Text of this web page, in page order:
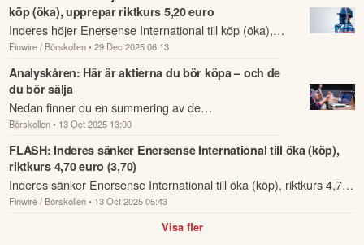
päivä parhaamme toimiaksemme turvallisesti ja huolehtiaksemme sekä
omasta että kollegoidemme turvallisuudesta. Turvallisuus on meille
tärkeämpää kuin koskaan.
Jatkuva panostus arvonluontiin
Loppuvuoden painopisteemme ovat edelleen uuden arvon tuottaminen
asiakkaillemme, tilauskannassamme olevan kasvun toteuttaminen sekä
Enersense on hyvässä asemassa kasvavan kriittisen infrastruktuurin
markkinan ytimessä. Ensimmäinen neljännes oli hyvä alku vuodelle.
Denna summering har tagits fram med hjälp av AI och kan
därför innehålla förenklingar eller sakna viss information.
köp (öka), upprepar riktkurs 5,20 euro
Inderes höjer Enersense International till köp (öka),
upprepar riktkurs 5,20 euro.
Finwire / Börskollen • 29 Dec 2025 06:13
Analyskåren: Här är aktierna du bör köpa – och de
du bör sälja
Nedan finner du en summering av de
analysrekommendationer och riktkursförändringar
som har rapporterats om idag den 13 oktober.
Börskollen • 13 Oct 2025 13:00
FLASH: Inderes sänker Enersense International till öka (köp),
riktkurs 4,70 euro (3,70)
Inderes sänker Enersense International till öka (köp), riktkurs 4,70
euro (3,70).
Finwire / Börskollen • 13 Oct 2025 05:43
Visa fler